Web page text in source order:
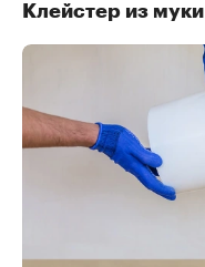
Клейстер из муки